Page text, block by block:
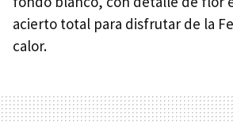
acierto total para disfrutar de la
calor.